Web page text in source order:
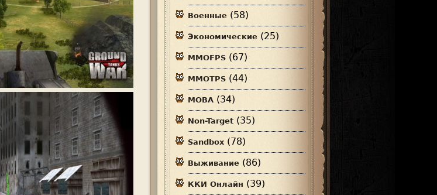
Военные (58)
Экономические (25)
MMOFPS (67)
MMOTPS (44)
MOBA (34)
Non-Target (35)
Sandbox (78)
Выживание (86)
ККИ Онлайн (39)